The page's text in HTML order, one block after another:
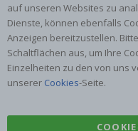
auf unseren Websites zu
Dienste, können ebenfalls
Anzeigen bereitzustellen.
Schaltflächen aus, um Ihre
Einzelheiten zu den von uns
unserer Cookies-Seite.